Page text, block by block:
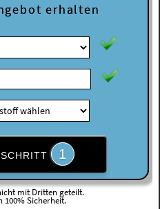
erhalten
1
mit Dritten geteilt.
100% Sicherheit.